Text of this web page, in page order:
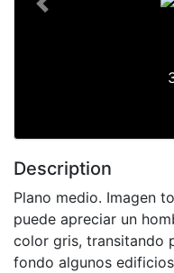
Previous
Description
Plano medio. Imagen
puede apreciar un
color gris, transitando
fondo algunos